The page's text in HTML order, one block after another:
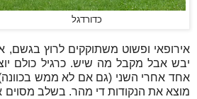
כדורדגל
אירופאי ופשוט משתוקקים לרוץ בגשם,
יבש אבל מקבל מה שיש. כרגיל כולם
אחד אחרי השני (גם אם לא ממש בכוונה).
מוצא את הנקודות די מהר. בשלב מסוים